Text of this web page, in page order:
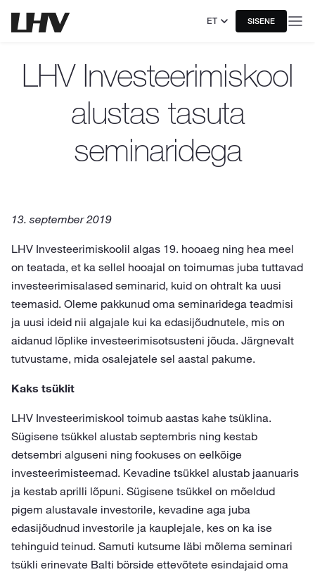
ET SISENE
LHV Investeerimiskool
alustas tasuta
seminaridega
13. september 2019
LHV Investeerimiskoolil algas 19. hooaeg ning hea meel
on teatada, et ka sellel hooajal on toimumas juba tuttavad
investeerimisalased seminarid, kuid on ohtralt ka uusi
teemasid. Oleme pakkunud oma seminaridega teadmisi
ja uusi ideid nii algajale kui ka edasijõudnutele, mis on
aidanud lõplike investeerimisotsusteni jõuda. Järgnevalt
tutvustame, mida osalejatele sel aastal pakume.
Kaks tsüklit
LHV Investeerimiskool toimub aastas kahe tsüklina.
Sügisene tsükkel alustab septembris ning kestab
detsembri alguseni ning fookuses on eelkõige
investeerimisteemad. Kevadine tsükkel alustab jaanuaris
ja kestab aprilli lõpuni. Sügisene tsükkel on mõeldud
pigem alustavale investorile, kevadine aga juba
edasijõudnud investorile ja kauplejale, kes on ka ise
tehinguid teinud. Samuti kutsume läbi mõlema seminari
tsükli erinevate Balti börside ettevõtete esindajaid oma